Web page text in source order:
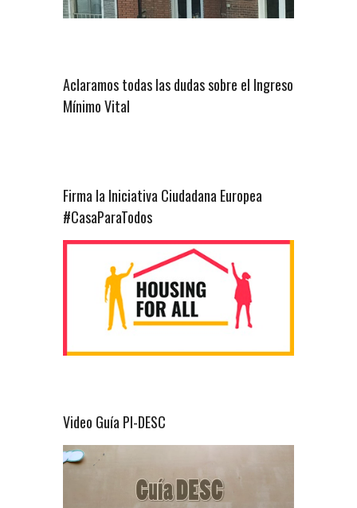
Aclaramos todas las dudas sobre el Ingreso
Mínimo Vital
Firma la Iniciativa Ciudadana Europea
#CasaParaTodos
Video Guía PI-DESC